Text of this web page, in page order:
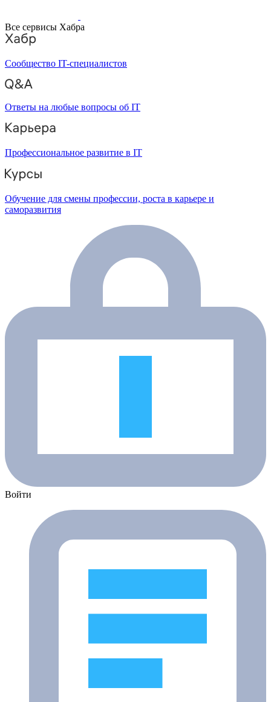
Все сервисы Хабра
Сообщество IT-специалистов
Ответы на любые вопросы об IT
Профессиональное развитие в IT
Обучение для смены профессии, роста в карьере и
саморазвития
Войти